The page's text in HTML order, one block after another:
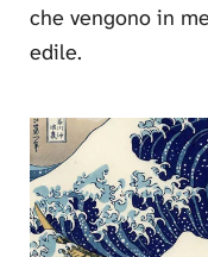
che vengono in
edile.